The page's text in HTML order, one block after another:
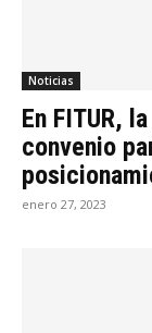
Noticias
En FITUR,
convenio
enero 27, 2023